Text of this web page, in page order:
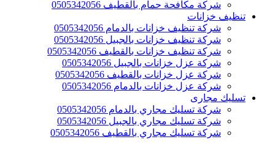
شركة مكافحة حمام بالقطيف 0505342056
تنظيف خزانات
شركة تنظيف خزانات بالدمام 0505342056
شركة تنظيف خزانات بالجبيل 0505342056
شركة تنظيف خزانات بالقطيف 0505342056
شركة عزل خزانات بالجبيل 0505342056
شركة عزل خزانات بالقطيف 0505342056
شركة عزل خزانات بالدمام 0505342056
تسليك مجارى
شركة تسليك مجاري بالدمام 0505342056
شركة تسليك مجاري بالجبيل 0505342056
شركة تسليك مجاري بالقطيف 0505342056